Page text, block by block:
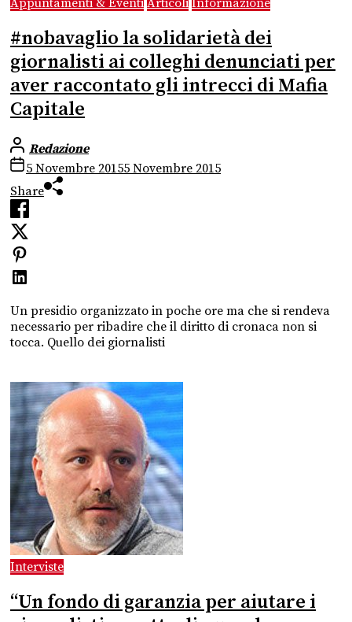
#nobavaglio la solidarietà dei
giornalisti ai colleghi denunciati per
aver raccontato gli intrecci di Mafia
Capitale
Redazione
5 Novembre 20155 Novembre 2015
Share
Un presidio organizzato in poche ore ma che si rendeva
necessario per ribadire che il diritto di cronaca non si
tocca. Quello dei giornalisti
Interviste
“Un fondo di garanzia per aiutare i